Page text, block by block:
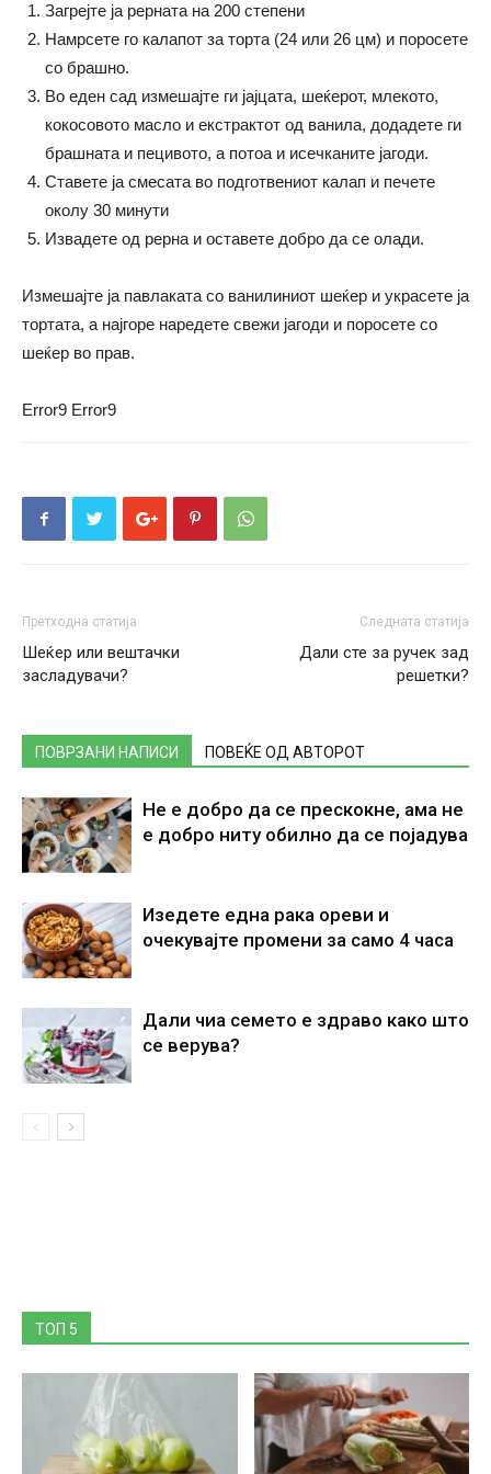
Загрејте ја рерната на 200 степени
Намрсете го калапот за торта (24 или 26 цм) и поросете
со брашно.
Во еден сад измешајте ги јајцата, шеќерот, млекото,
кокосовото масло и екстрактот од ванила, додадете ги
брашната и пецивото, а потоа и исечканите јагоди.
Ставете ја смесата во подготвениот калап и печете
околу 30 минути
Извадете од рерна и оставете добро да се олади.
Измешајте ја павлаката со ванилиниот шеќер и украсете ја
тортата, а најгоре наредете свежи јагоди и поросете со
шеќер во прав.
Error9 Error9
Претходна статија
Шеќер или вештачки
засладувачи?
Следната статија
Дали сте за ручек зад
решетки?
ПОВРЗАНИ НАПИСИ ПОВЕЌЕ ОД АВТОРОТ
Не е добро да се прескокне, ама не
е добро ниту обилно да се појадува
Изедете една рака ореви и
очекувајте промени за само 4 часа
Дали чиа семето е здраво како што
се верува?
ТОП 5